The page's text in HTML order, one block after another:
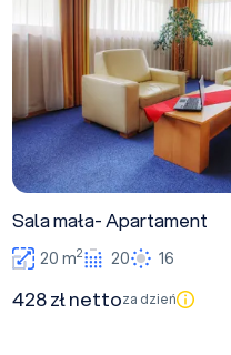
Sala mała- Apartament
20 m2 20 16
428 zł nettoza dzień